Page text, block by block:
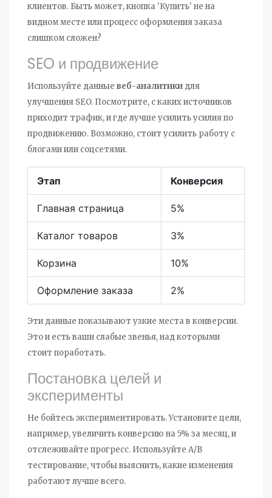
клиентов. Быть может, кнопка 'Купить' не на
видном месте или процесс оформления заказа
слишком сложен?
SEO и продвижение
Используйте данные веб-аналитики для
улучшения SEO. Посмотрите, с каких источников
приходит трафик, и где лучше усилить усилия по
продвижению. Возможно, стоит усилить работу с
блогами или соцсетями.
Этап Конверсия
Главная страница 5%
Каталог товаров 3%
Корзина 10%
Оформление заказа 2%
Эти данные показывают узкие места в конверсии.
Это и есть ваши слабые звенья, над которыми
стоит поработать.
Постановка целей и
эксперименты
Не бойтесь экспериментировать. Установите цели,
например, увеличить конверсию на 5% за месяц, и
отслеживайте прогресс. Используйте A/B
тестирование, чтобы выяснить, какие изменения
работают лучше всего.